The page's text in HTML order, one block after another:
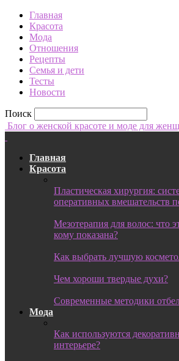
Главная
Красота
Мода
Отношения
Рецепты
Семья и дети
Тесты
Новости
Поиск
Блог о женской красоте и моде для
Главная
Красота
Пластическая хирургия:
оперативных вмешательств
Мезотерапия для волос: что
кому показана?
Как выбрать лучшую
Чем хороши твердые духи?
Современные методики
Мода
Как используются
интерьере?